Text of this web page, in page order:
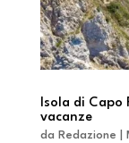
Isola di
vacanze
da Redazione